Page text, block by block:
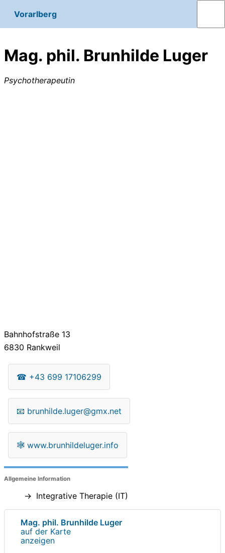
Vorarlberg
Mag. phil. Brunhilde Luger
Psychotherapeutin
Bahnhofstraße 13
6830 Rankweil
☎ +43 699 17106299
📧 brunhilde.luger@gmx.net
🕸 www.brunhildeluger.info
Allgemeine Information
Integrative Therapie (IT)
Mag. phil. Brunhilde Luger
auf der Karte
anzeigen